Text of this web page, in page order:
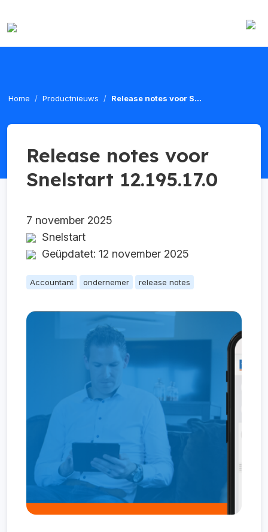
Home Productnieuws Release notes voor S...
Release notes voor
Snelstart 12.195.17.0
7 november 2025
Snelstart
Geüpdatet: 12 november 2025
Accountant ondernemer release notes